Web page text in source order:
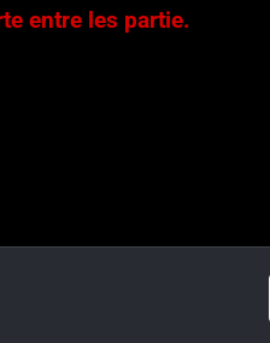
entre les partie.